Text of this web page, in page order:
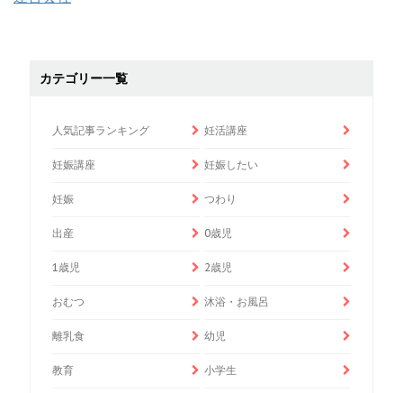
カテゴリー一覧
人気記事ランキング 妊活講座
妊娠講座 妊娠したい
妊娠 つわり
出産 0歳児
1歳児 2歳児
おむつ 沐浴・お風呂
離乳食 幼児
教育 小学生